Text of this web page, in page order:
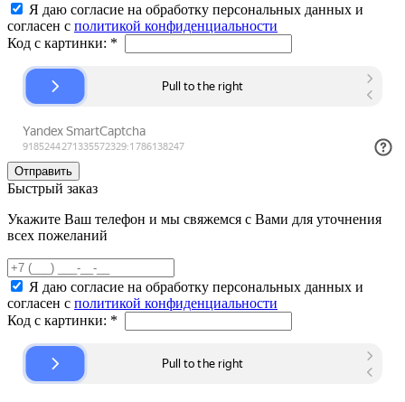
Я даю согласие на обработку персональных данных и
согласен с политикой конфиденциальности
Код с картинки: *
Быстрый заказ
Укажите Ваш телефон и мы свяжемся с Вами для уточнения
всех пожеланий
Я даю согласие на обработку персональных данных и
согласен с политикой конфиденциальности
Код с картинки: *